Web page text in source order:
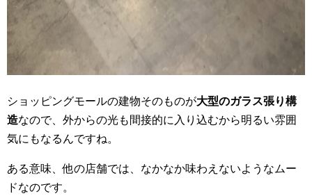
ショッピングモールの建物そのものが大型のガラス張り構
造なので、外からの光も間接的に入り込むから明るい雰囲
気にもなるんですね。
ある意味、他の店舗では、なかなか味わえないようなムー
ドなのです。